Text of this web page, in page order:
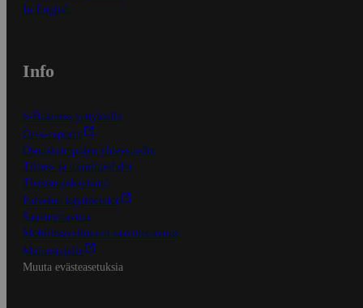
In English
Info
S-Business yrityksille
Oiva-raportit
Osuuskauppojen yhteystiedot
Tilaus- ja toimitusehdot
Tietosuojakäytäntö
Palvelun käyttöehdot
Saavutettavuus
Mobiilisovelluksen saavutettavuus
Mainostajalle
Muuta evästeasetuksia